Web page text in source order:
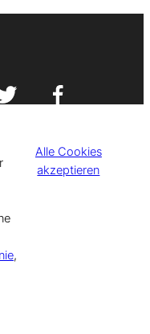
Made with
,
Alle Cookies
akzeptieren